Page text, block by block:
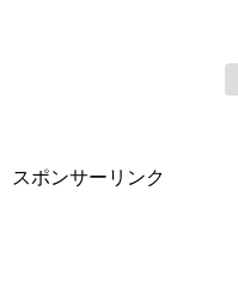
スポンサーリンク